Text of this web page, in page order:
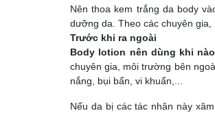
Nên thoa kem trắng da body
dưỡng da. Theo các chuyên
Trước khi ra ngoài
Body lotion nên dùng khi
chuyên gia, môi trường bên
nắng, bụi bẩn, vi khuẩn,...
Nếu da bị các tác nhân này